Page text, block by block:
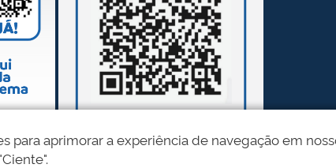
para aprimorar a experiência de navegação em